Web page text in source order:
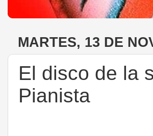
MARTES, 13 DE
El disco de la
Pianista